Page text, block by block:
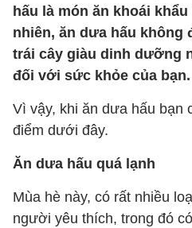
hấu là món ăn khoái
nhiên, ăn dưa hấu không
trái cây giàu dinh dưỡng
đối với sức khỏe của bạn.
Vì vậy, khi ăn dưa hấu bạn
điểm dưới đây.
Ăn dưa hấu quá lạnh
Mùa hè này, có rất nhiều
người yêu thích, trong đó